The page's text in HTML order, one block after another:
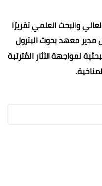
والبحث العلمي تقريرًا
مدير معهد بحوث البترول
لمواجهة الآثار المُترتبة